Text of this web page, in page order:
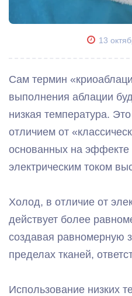
13
Сам термин
выполнения аблации
низкая температура.
отличием от
основанных на эффекте
электрическим током
Холод, в отличие от
действует более
создавая равномерную
пределах тканей,
Использование низких